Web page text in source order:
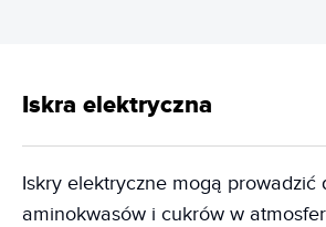
Iskra elektryczna
Iskry elektryczne mogą prowadzić
aminokwasów i cukrów w